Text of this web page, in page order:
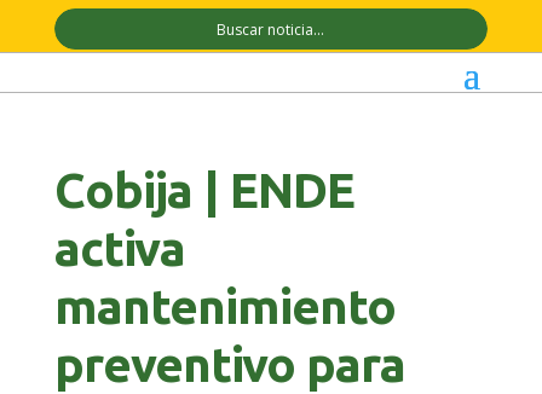
Cobija | ENDE
activa
mantenimiento
preventivo para